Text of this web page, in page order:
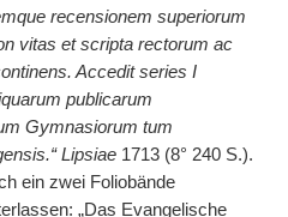
recensionem superiorum
vitas et scripta rectorum ac
Accedit series I
publicarum
Gymnasiorum tum
Lipsiae 1713 (8° 240 S.).
ein zwei Foliobände
„Das Evangelische